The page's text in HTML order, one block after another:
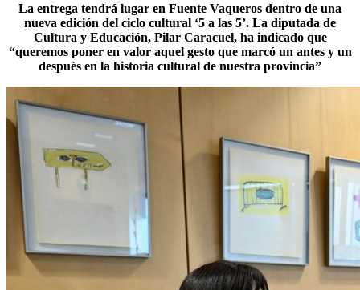
La entrega tendrá lugar en Fuente Vaqueros dentro de una
nueva edición del ciclo cultural ‘5 a las 5’. La diputada de
Cultura y Educación, Pilar Caracuel, ha indicado que
“queremos poner en valor aquel gesto que marcó un antes y un
después en la historia cultural de nuestra provincia”